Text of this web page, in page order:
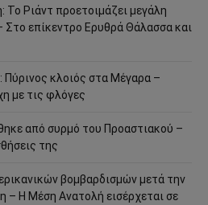
Το Ριάντ προετοιμάζει μεγάλη
Στο επίκεντρο Ερυθρά Θάλασσα και
κλοιός στα Μέγαρα –
με τις φλόγες
από συρμό του Προαστιακού –
της
βομβαρδισμών μετά την
– Η Μέση Ανατολή εισέρχεται σε